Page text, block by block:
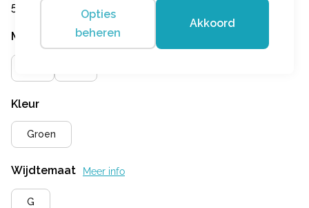
5919 564 1029 Hunter
Kleur
Groen
Maat Meer info
Wijdtemaat Meer info
G
Opties
beheren
Akkoord